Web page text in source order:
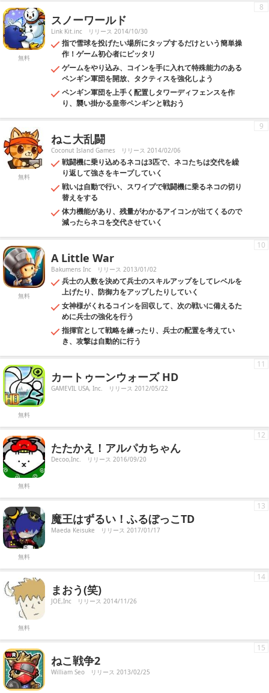
無料
スノーワールド
Link Kit.inc リリース 2014/10/30
指で雪球を投げたい場所にタップするだけという簡単操
作！ゲーム初心者にピッタリ
ゲームをやり込み、コインを手に入れて特殊能力のある
ペンギン軍団を開放、タクティスを強化しよう
ペンギン軍団を上手く配置しタワーディフェンスを作
り、襲い掛かる皇帝ペンギンと戦おう
8
無料
ねこ大乱闘
Coconut Island Games リリース 2014/02/06
戦闘機に乗り込めるネコは3匹で、ネコたちは交代を繰
り返して強さをキープしていく
戦いは自動で行い、スワイプで戦闘機に乗るネコの切り
替えをする
体力機能があり、残量がわかるアイコンが出てくるので
減ったらネコを交代させていく
9
無料
A Little War
Bakumens Inc リリース 2013/01/02
兵士の人数を決めて兵士のスキルアップをしてレベルを
上げたり、防御力をアップしたりしていく
女神様がくれるコインを回収して、次の戦いに備えるた
めに兵士の強化を行う
指揮官として戦略を練ったり、兵士の配置を考えてい
き、攻撃は自動的に行う
10
無料
カートゥーンウォーズ HD
GAMEVIL USA, Inc. リリース 2012/05/22
11
無料
たたかえ！アルパカちゃん
Decoo,Inc. リリース 2016/09/20
12
無料
魔王はずるい！ふるぼっこTD
Maeda Keisuke リリース 2017/01/17
13
無料
まおう(笑)
JOE,Inc リリース 2014/11/26
14
ねこ戦争2
William Seo リリース 2013/02/25
15